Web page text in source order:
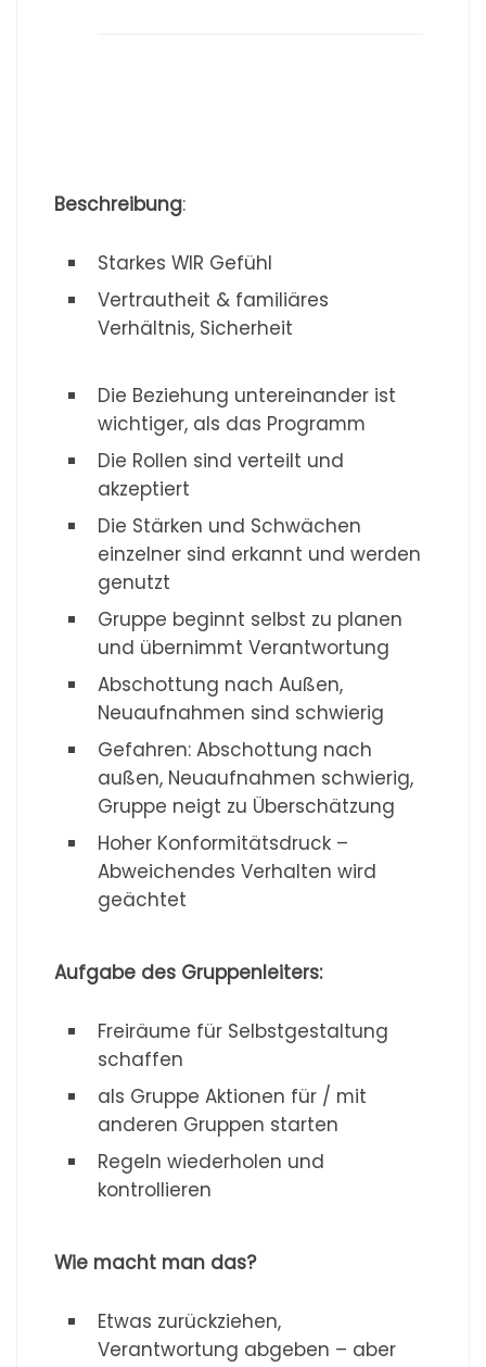
Beschreibung:
Starkes WIR Gefühl
Vertrautheit & familiäres
Verhältnis, Sicherheit
Die Beziehung untereinander ist
wichtiger, als das Programm
Die Rollen sind verteilt und
akzeptiert
Die Stärken und Schwächen
einzelner sind erkannt und werden
genutzt
Gruppe beginnt selbst zu planen
und übernimmt Verantwortung
Abschottung nach Außen,
Neuaufnahmen sind schwierig
Gefahren: Abschottung nach
außen, Neuaufnahmen schwierig,
Gruppe neigt zu Überschätzung
Hoher Konformitätsdruck –
Abweichendes Verhalten wird
geächtet
Aufgabe des Gruppenleiters:
Freiräume für Selbstgestaltung
schaffen
als Gruppe Aktionen für / mit
anderen Gruppen starten
Regeln wiederholen und
kontrollieren
Wie macht man das?
Etwas zurückziehen,
Verantwortung abgeben – aber